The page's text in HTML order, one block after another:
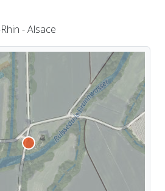
- Alsace